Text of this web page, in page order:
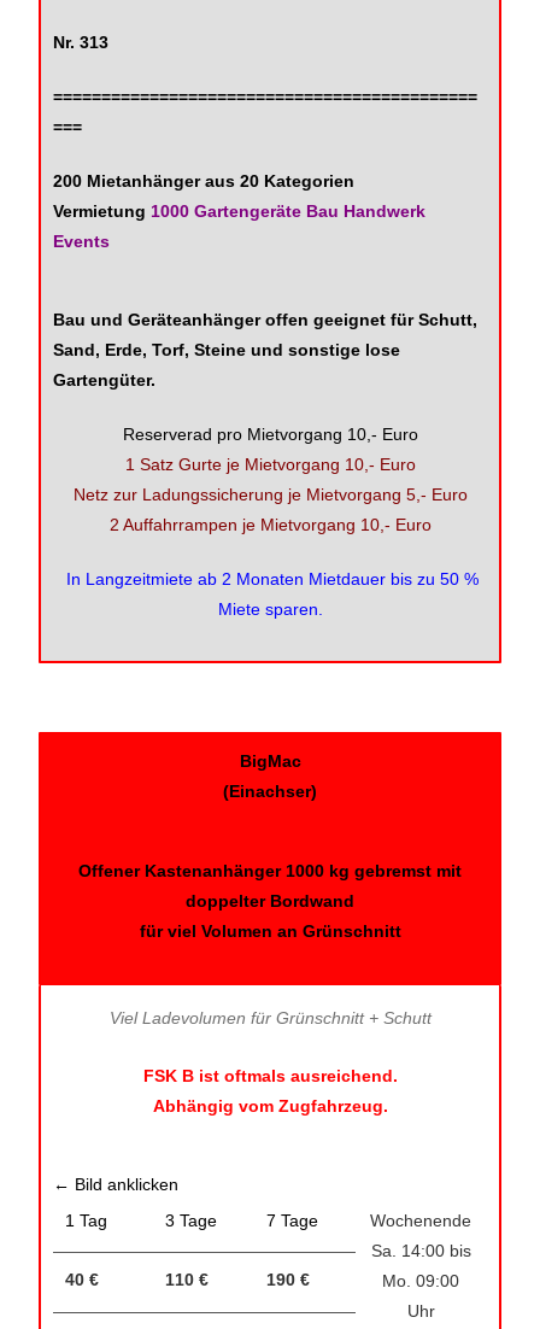
Nr. 313
============================================
===
200 Mietanhänger aus 20 Kategorien
Vermietung1000 Gartengeräte Bau Handwerk
Events
Bau und Geräteanhänger offen geeignet für Schutt,
Sand, Erde, Torf, Steine und sonstige lose
Gartengüter.
Reserverad pro Mietvorgang 10,- Euro
1 Satz Gurte je Mietvorgang 10,- Euro
Netz zur Ladungssicherung je Mietvorgang 5,- Euro
2 Auffahrrampen je Mietvorgang 10,- Euro
In Langzeitmiete ab 2 Monaten Mietdauer bis zu 50 %
Miete sparen.
BigMac
(Einachser)
Offener Kastenanhänger 1000 kg gebremst mit
doppelter Bordwand
für viel Volumen an Grünschnitt
Viel Ladevolumen für Grünschnitt + Schutt
FSK B ist oftmals ausreichend.
Abhängig vom Zugfahrzeug.
← Bild anklicken
1 Tag
3 Tage 7 Tage
Wochenende
Sa. 14:00 bis
Mo. 09:00
Uhr
40 € 110 € 190 €